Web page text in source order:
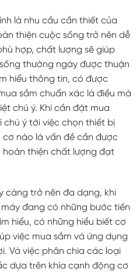
là nhu cầu cần thiết của
thiện cuộc sống trở nên dễ
hợp, chất lượng sẽ giúp
thường ngày được thuận
hiểu thông tin, có được
sắm chuẩn xác là điều mà
chú ý. Khi cần đặt mua
ý tới việc chọn thiết bị
nào là vấn đề cần được
thiện chất lượng đạt
càng trở nên đa dạng, khi
đang có những bước tiến
hiểu, có những hiểu biết cơ
việc mua sắm và ứng dụng
Và việc phân chia các loại
dựa trên khía cạnh động cơ